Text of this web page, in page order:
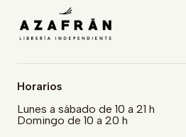
Horarios
Lunes a sábado de 10 a 21 h
Domingo de 10 a 20 h